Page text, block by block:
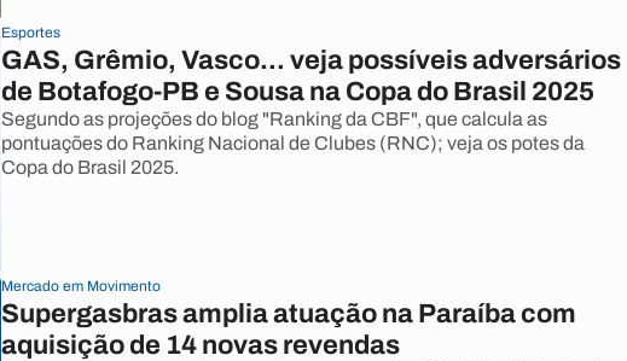
Esportes
GAS, Grêmio, Vasco... veja possíveis adversários
de Botafogo-PB e Sousa na Copa do Brasil 2025
Segundo as projeções do blog "Ranking da CBF", que calcula as
pontuações do Ranking Nacional de Clubes (RNC); veja os potes da
Copa do Brasil 2025.
Mercado em Movimento
Supergasbras amplia atuação na Paraíba com
aquisição de 14 novas revendas